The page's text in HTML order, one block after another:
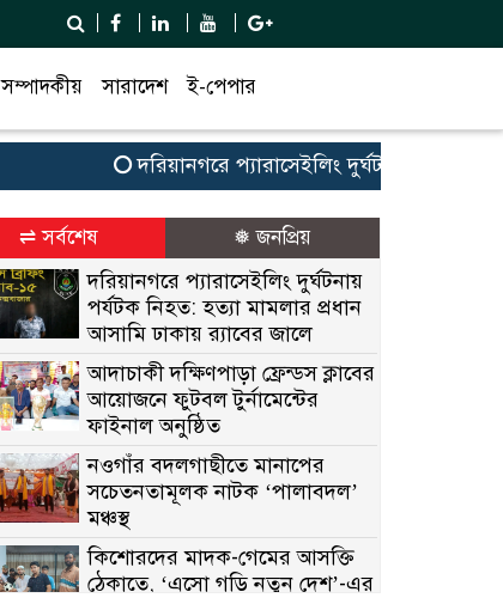
সম্পাদকীয় সারাদেশ ই-পেপার
দরিয়ানগরে প্যারাসেইলিং দুর্ঘটনায় পর্যটক
⇌ সর্বশেষ ❅ জনপ্রিয়
দরিয়ানগরে প্যারাসেইলিং দুর্ঘটনায়
পর্যটক নিহত: হত্যা মামলার প্রধান
আসামি ঢাকায় র‌্যাবের জালে
আদাচাকী দক্ষিণপাড়া ফ্রেন্ডস ক্লাবের
আয়োজনে ফুটবল টুর্নামেন্টের
ফাইনাল অনুষ্ঠিত
নওগাঁর বদলগাছীতে মানাপের
সচেতনতামূলক নাটক ‘পালাবদল’
মঞ্চস্থ
কিশোরদের মাদক-গেমের আসক্তি
ঠেকাতে, ‘এসো গড়ি নতুন দেশ’-এর